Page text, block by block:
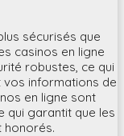
sécurisés que
casinos en ligne
robustes, ce qui
vos informations de
en ligne sont
qui garantit que les
honorés.